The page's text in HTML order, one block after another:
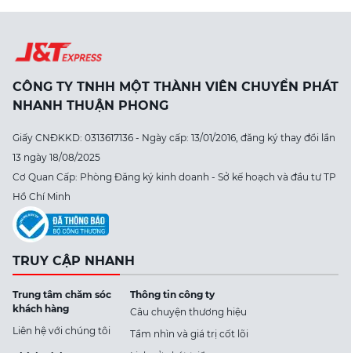
CÔNG TY TNHH MỘT THÀNH VIÊN CHUYỂN PHÁT
NHANH THUẬN PHONG
Giấy CNĐKKD: 0313617136 - Ngày cấp: 13/01/2016, đăng ký thay đổi lần
13 ngày 18/08/2025
Cơ Quan Cấp: Phòng Đăng ký kinh doanh - Sở kế hoạch và đầu tư TP
Hồ Chí Minh
TRUY CẬP NHANH
Trung tâm chăm sóc
khách hàng
Liên hệ với chúng tôi
Thông tin công ty
Câu chuyện thương hiệu
Tầm nhìn và giá trị cốt lõi